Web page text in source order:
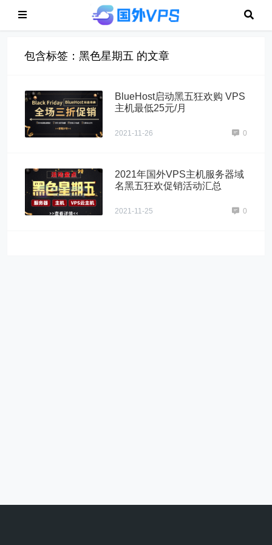
包含标签：黑色星期五 的文章
BlueHost启动黑五狂欢购 VPS
主机最低25元/月
2021-11-26 0
2021年国外VPS主机服务器域
名黑五狂欢促销活动汇总
2021-11-25 0